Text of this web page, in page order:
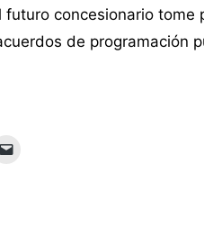
futuro concesionario
de programación